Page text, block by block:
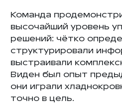
Команда
высочайший уровень
решений: чётко
структурировали
выстраивали
Виден был опыт
они играли
точно в цель.